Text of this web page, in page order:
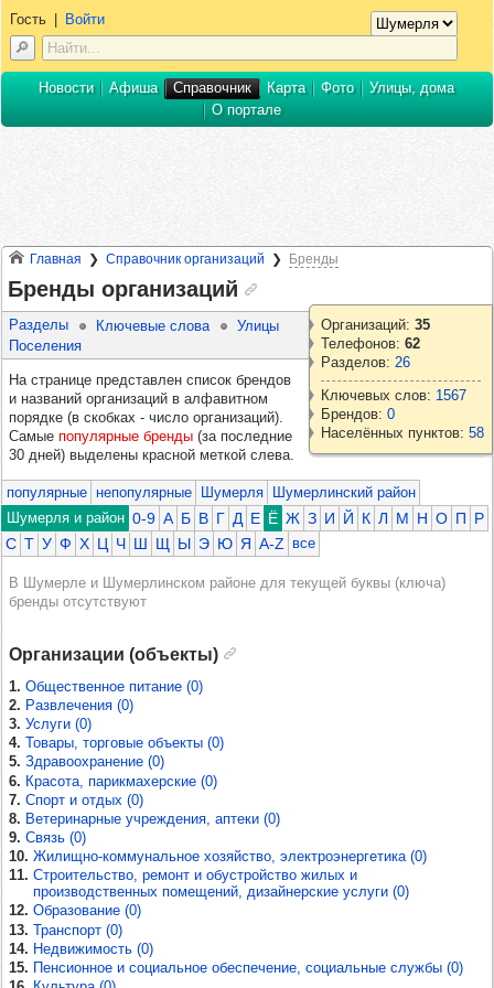
Главная Справочник организаций Бренды
Бренды организаций
Организаций: 35
Телефонов: 62
Разделов: 26
Ключевых слов: 1567
Брендов: 0
Населённых пунктов: 58
Разделы Ключевые слова
Улицы
Поселения
На странице представлен список брендов
и названий организаций в алфавитном
порядке (в скобках - число организаций).
Самые популярные бренды (за последние
30 дней) выделены красной меткой слева.
популярные непопулярные Шумерля Шумерлинский район
Шумерля и район 0-9 А Б В Г Д Е Ё Ж З И Й К Л М Н О П Р
С Т У Ф Х Ц Ч Ш Щ Ы Э Ю Я A-Z все
В Шумерле и Шумерлинском районе для текущей буквы (ключа)
бренды отсутствуют
Организации (объекты)
1. Общественное питание (0)
2. Развлечения (0)
3. Услуги (0)
4. Товары, торговые объекты (0)
5. Здравоохранение (0)
6. Красота, парикмахерские (0)
7. Спорт и отдых (0)
8. Ветеринарные учреждения, аптеки (0)
9. Связь (0)
10. Жилищно-коммунальное хозяйство, электроэнергетика (0)
11. Строительство, ремонт и обустройство жилых и
производственных помещений, дизайнерские услуги (0)
12. Образование (0)
13. Транспорт (0)
14. Недвижимость (0)
15. Пенсионное и социальное обеспечение, социальные службы (0)
Гость| Войти
Новости Афиша Справочник Карта Фото
Улицы, дома
О портале